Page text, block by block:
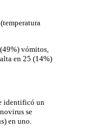
vómitos,
en 25 (14%)
identificó un
se
en uno.